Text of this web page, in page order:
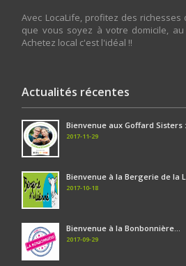
Avec LocaLife, profitez des
que vous soyez à votre domicile,
Achetez local c'est l'idéal !!
Actualités récentes
Bienvenue aux Goffard Sisters
2017-11-29
Bienvenue à la Bergerie de la
2017-10-18
Bienvenue à la Bonbonnière...
2017-09-29